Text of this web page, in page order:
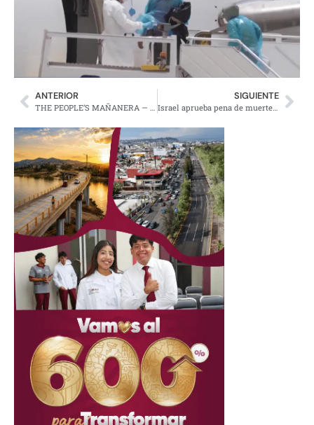
ANTERIOR
THE PEOPLE’S MAÑANERA — MORNING PRESIDENTIAL PRESS CONFERENCE — TUESDAY, MAY 12, 2026
SIGUIENTE
Israel aprueba pena de muerte para presos del 7 de octubre, 2023